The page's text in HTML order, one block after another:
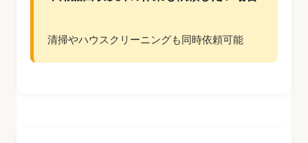
清掃やハウスクリーニングも同時依頼可能